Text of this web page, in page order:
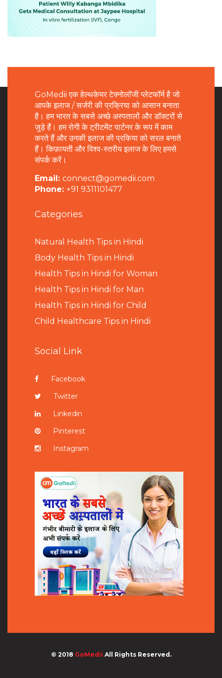
GoMedii एक हेल्थकेयर टेक्नोलॉजी प्लेटफॉर्म है जो
आपके इलाज / सर्जरी की प्रक्रिया को आसान बनाता
है। हम भारत के सबसे अच्छे अस्पतालों और डॉक्टरों से
जुड़े हैं। हम रोगी के ट्रीटमेंट पार्टनर के रूप में काम
करते हैं और उनकी इलाज की प्रकिया को सरल बनाते
हैं। किफ़ायती और विश्व-स्तरीय इलाज के लिए हमसे
संपर्क करें।
Email: connect@gomedii.com
Phone: +91 9311101477
Categories
Natural Health Tips in Hindi
Body Health Tips in Hindi
Health Tips in Hindi for Woman
Health Tips in Hindi for Man
Health Tips in Hindi for Child
Child Healthcare Tips in Hindi
Social Link
Facebook
Twitter
Linkedin
Pinterest
Instagram
© 2018 GoMedii All Rights Reserved.